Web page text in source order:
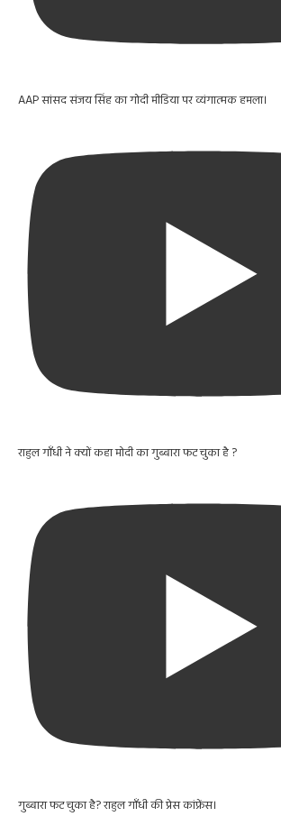
AAP सांसद संजय सिंह का गोदी मीडिया पर व्यंगात्मक हमला।
राहुल गाँधी ने क्यों कहा मोदी का गुब्बारा फट चुका है ?
गुब्बारा फट चुका है? राहुल गाँधी की प्रेस कांफ्रेंस।